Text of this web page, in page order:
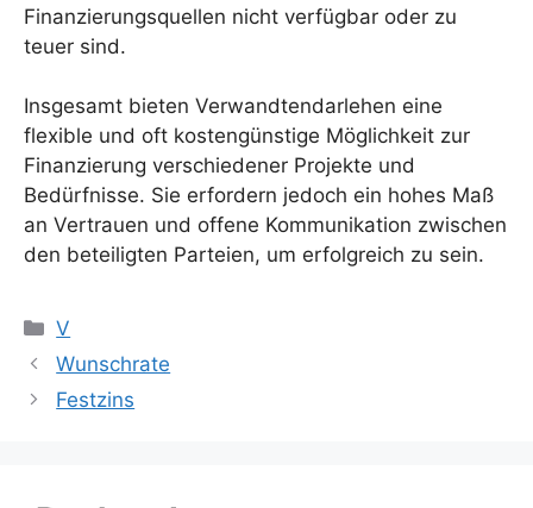
Finanzierungsquellen nicht verfügbar oder zu
teuer sind.
Insgesamt bieten Verwandtendarlehen eine
flexible und oft kostengünstige Möglichkeit zur
Finanzierung verschiedener Projekte und
Bedürfnisse. Sie erfordern jedoch ein hohes Maß
an Vertrauen und offene Kommunikation zwischen
den beteiligten Parteien, um erfolgreich zu sein.
Kategorien
V
Wunschrate
Festzins